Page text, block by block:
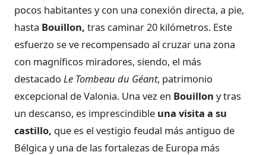
pocos habitantes y con una conexión directa, a pie,
hasta Bouillon, tras caminar 20 kilómetros. Este
esfuerzo se ve recompensado al cruzar una zona
con magníficos miradores, siendo, el más
destacado Le Tombeau du Géant, patrimonio
excepcional de Valonia. Una vez en Bouillon y tras
un descanso, es imprescindible una visita a su
castillo, que es el vestigio feudal más antiguo de
Bélgica y una de las fortalezas de Europa más